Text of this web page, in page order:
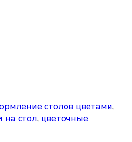
столов цветами,
на стол, цветочные